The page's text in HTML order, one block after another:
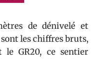
de dénivelé et
les chiffres bruts,
le GR20, ce sentier